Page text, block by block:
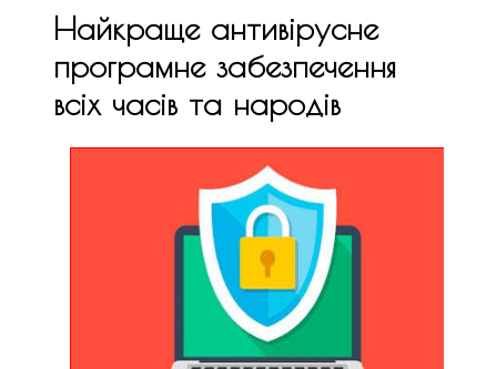
Найкраще антивірусне
програмне забезпечення
всіх часів та народів